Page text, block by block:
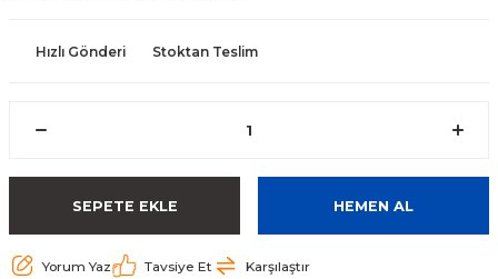
Hızlı Gönderi Stoktan Teslim
SEPETE EKLE HEMEN AL
Yorum Yaz Tavsiye Et Karşılaştır